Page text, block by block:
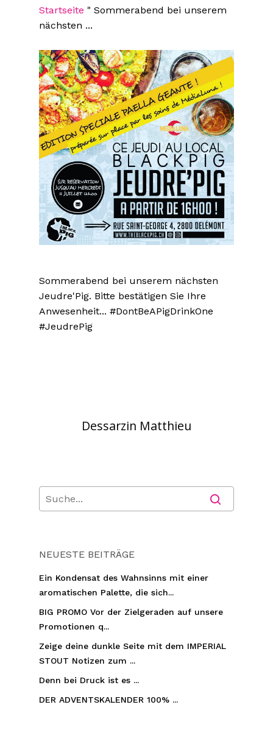
Startseite " Sommerabend bei unserem
nächsten ...
Sommerabend bei unserem nächsten
Jeudre'Pig. Bitte bestätigen Sie Ihre
Anwesenheit... #DontBeAPigDrinkOne
#JeudrePig
Dessarzin Matthieu
NEUESTE BEITRÄGE
Ein Kondensat des Wahnsinns mit einer
aromatischen Palette, die sich...
BIG PROMO Vor der Zielgeraden auf unsere
Promotionen q...
Zeige deine dunkle Seite mit dem IMPERIAL
STOUT Notizen zum ...
Denn bei Druck ist es ...
DER ADVENTSKALENDER 100% ...